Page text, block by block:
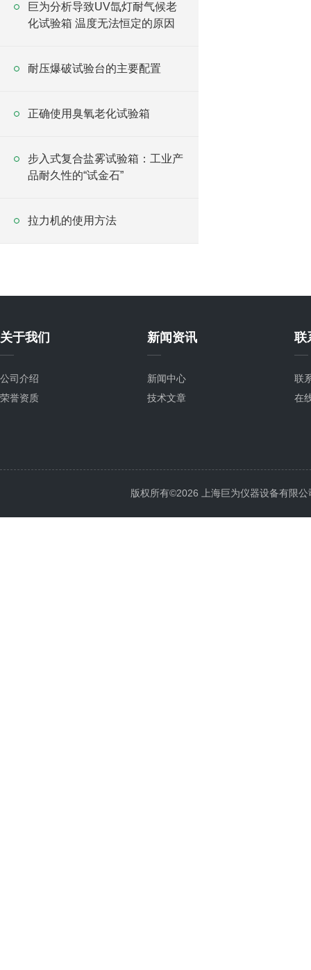
巨为分析导致UV氙灯耐气候老
化试验箱 温度无法恒定的原因
耐压爆破试验台的主要配置
正确使用臭氧老化试验箱
步入式复合盐雾试验箱：工业产
品耐久性的“试金石”
拉力机的使用方法
关于我们
公司介绍
荣誉资质
新闻资讯
新闻中心
技术文章
联
联
在
版权所有©2026 上海巨为仪器设备有限